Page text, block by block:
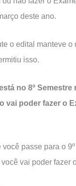
deste ano.
o edital manteve o
isso.
no 8º Semestre
vai poder fazer o
passe para o
vai poder fazer